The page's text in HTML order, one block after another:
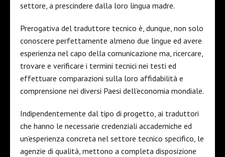
settore, a prescindere dalla loro lingua madre.
Prerogativa del traduttore tecnico è, dunque, non solo
conoscere perfettamente almeno due lingue ed avere
esperienza nel capo della comunicazione ma, ricercare,
trovare e verificare i termini tecnici nei testi ed
effettuare comparazioni sulla loro affidabilità e
comprensione nei diversi Paesi dell’economia mondiale.
Indipendentemente dal tipo di progetto, ai traduttori
che hanno le necessarie credenziali accademiche ed
un’esperienza concreta nel settore tecnico specifico, le
agenzie di qualità, mettono a completa disposizione